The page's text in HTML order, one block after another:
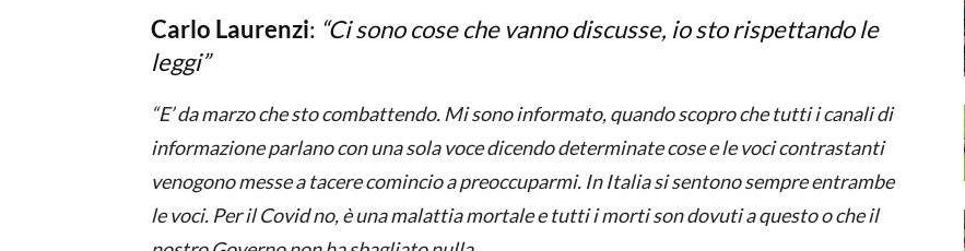
Carlo Laurenzi: “Ci sono cose che vanno discusse, io sto rispettando le
leggi”
“E’ da marzo che sto combattendo. Mi sono informato, quando scopro che tutti i canali di
informazione parlano con una sola voce dicendo determinate cose e le voci contrastanti
venogono messe a tacere comincio a preoccuparmi. In Italia si sentono sempre entrambe
le voci. Per il Covid no, è una malattia mortale e tutti i morti son dovuti a questo o che il